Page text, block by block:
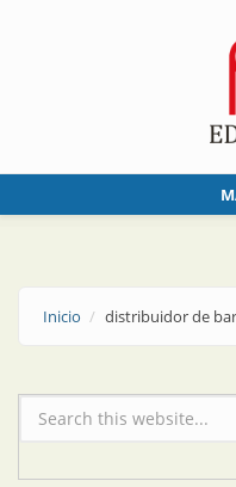
Inicio distribuidor de
Formulario de